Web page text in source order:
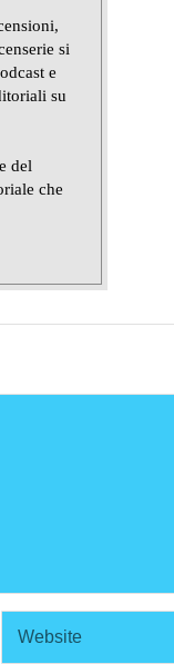
si
e
su
del
che